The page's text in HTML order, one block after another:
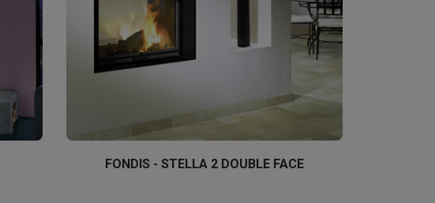
FONDIS - STELLA 2 DOUBLE FACE